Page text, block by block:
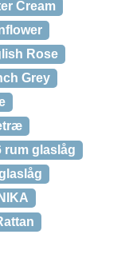
Cream
Rose
Grey
rum glaslåg